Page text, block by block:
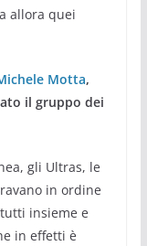
allora quei
Motta,
il gruppo dei
gli Ultras, le
in ordine
insieme e
in effetti è